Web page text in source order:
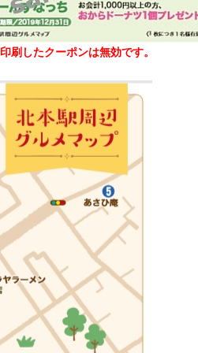
したクーポンは無効です。